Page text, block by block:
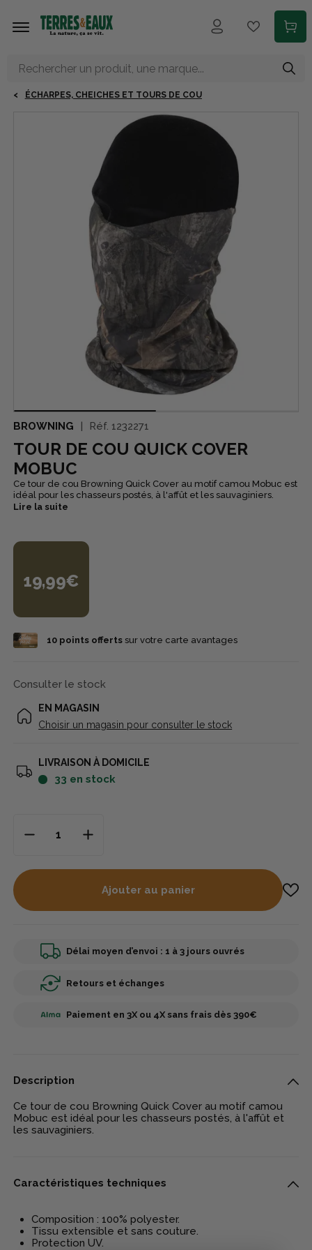
ÉCHARPES, CHEICHES ET TOURS DE COU
BROWNING Réf. 1232271
TOUR DE COU QUICK COVER
MOBUC
Ce tour de cou Browning Quick Cover au motif camou Mobuc est
idéal pour les chasseurs postés, à l'affût et les sauvaginiers.
Lire la suite
19,99€
10points offertssur votre carte avantages
Consulter le stock
EN MAGASIN
Choisir un magasin pour consulter le stock
LIVRAISON À DOMICILE
33 en stock
Ajouter au panier
Délai moyen d’envoi : 1 à 3 jours ouvrés
Retours et échanges
Paiement en 3X ou 4X sans frais dès 390€
Description
Ce tour de cou Browning Quick Cover au motif camou
Mobuc est idéal pour les chasseurs postés, à l'affût et
les sauvaginiers.
Caractéristiques techniques
Composition : 100% polyester.
Tissu extensible et sans couture.
Protection UV.